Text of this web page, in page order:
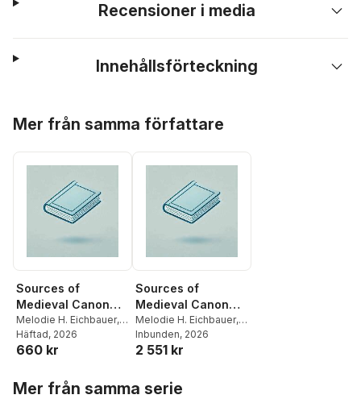
Recensioner i media
Innehållsförteckning
Mer från samma författare
Sources of
Medieval Canon
Law
Melodie H. Eichbauer,
Danica Summerlin
Häftad, 2026
660 kr
Sources of
Medieval Canon
Law
Melodie H. Eichbauer,
Danica Summerlin
Inbunden, 2026
2 551 kr
Mer från samma serie